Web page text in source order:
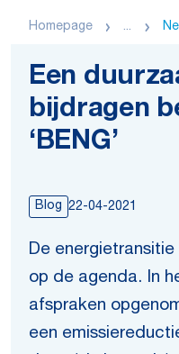
Homepage ...
Een
bijdragen
‘BENG’
Blog 22-04-2021
De
op de agenda. In
afspraken
een